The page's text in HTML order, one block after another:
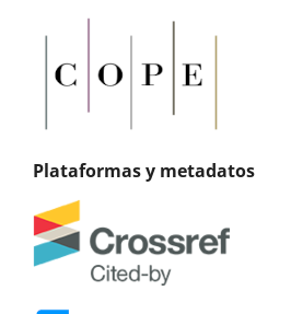
Plataformas y metadatos